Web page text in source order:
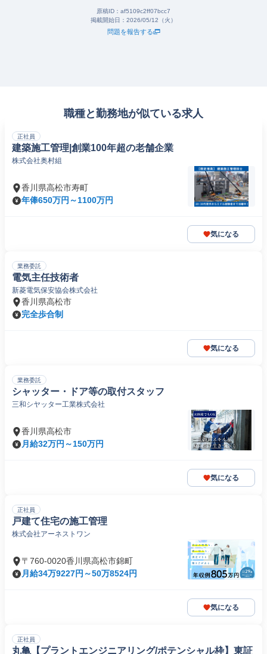
原稿ID： af5109c2ff07bcc7
掲載開始日： 2026/05/12（火）
問題を報告する
職種と勤務地が似ている求人
正社員
建築施工管理|創業100年超の老舗企業
株式会社奥村組
香川県高松市寿町
年俸650万円～1100万円
気になる
業務委託
電気主任技術者
新菱電気保安協会株式会社
香川県高松市
完全歩合制
気になる
業務委託
シャッター・ドア等の取付スタッフ
三和シヤッター工業株式会社
香川県高松市
月給32万円～150万円
気になる
正社員
戸建て住宅の施工管理
株式会社アーネストワン
〒760-0020香川県高松市錦町
月給34万9227円～50万8524円
気になる
正社員
丸亀【プラントエンジニアリング/ポテンシャル枠】東証